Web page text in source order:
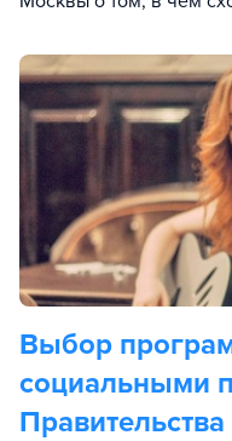
Выбор
социальными